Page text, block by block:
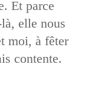
Et parce
elle nous
moi, à fêter
contente.